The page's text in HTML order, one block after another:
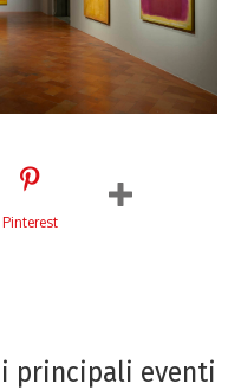
Pinterest
principali eventi